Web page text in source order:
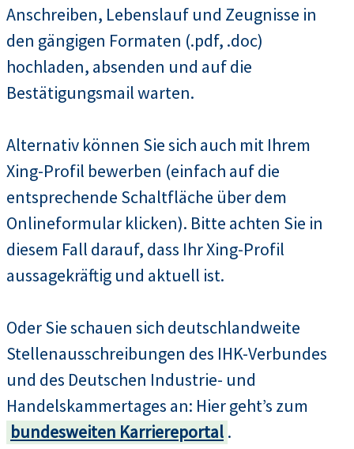
Anschreiben, Lebenslauf und Zeugnisse in
den gängigen Formaten (.pdf, .doc)
hochladen, absenden und auf die
Bestätigungsmail warten.
Alternativ können Sie sich auch mit Ihrem
Xing-Profil bewerben (einfach auf die
entsprechende Schaltfläche über dem
Onlineformular klicken). Bitte achten Sie in
diesem Fall darauf, dass Ihr Xing-Profil
aussagekräftig und aktuell ist.
Oder Sie schauen sich deutschlandweite
Stellenausschreibungen des IHK-Verbundes
und des Deutschen Industrie- und
Handelskammertages an: Hier geht’s zum
bundesweiten Karriereportal .